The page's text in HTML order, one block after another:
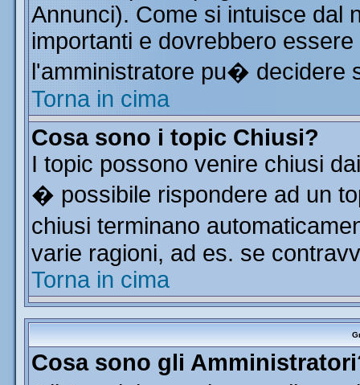
Annunci). Come si intuisce dal
importanti e dovrebbero
l'amministratore pu�
Torna in cima
Cosa sono i topic Chiusi?
I topic possono venire chiusi
� possibile rispondere ad un
chiusi terminano
varie ragioni, ad es. se
Torna in cima
Cosa sono gli